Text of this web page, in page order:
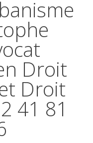
Droit
Droit
41 81